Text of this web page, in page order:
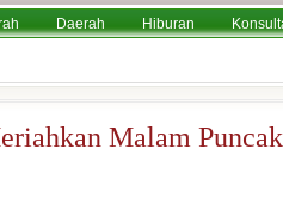
Daerah Hiburan
Malam